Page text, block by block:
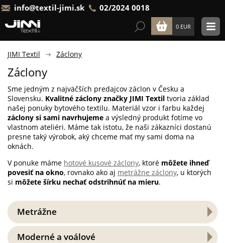
info@textil-jimi.sk 02/2024 0018
0 EUR
JIMI Textil Záclony
Záclony
Sme jedným z najväčších predajcov záclon v Česku a
Slovensku. Kvalitné záclony značky JIMI Textil tvoria základ
našej ponuky bytového textilu. Materiál vzor i farbu každej
záclony si sami navrhujeme a výsledný produkt fotíme vo
vlastnom ateliéri. Máme tak istotu, že naši zákazníci dostanú
presne taký výrobok, aký chceme mať my sami doma na
oknách.
V ponuke máme hotové kusové záclony, ktoré môžete ihneď
povesiť na okno, rovnako ako aj metrážne záclony, u ktorých
si môžete šírku nechať odstrihnúť na mieru.
Metrážne
Moderné a voálové